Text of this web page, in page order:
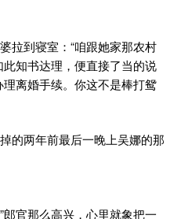
拉到寝室：“咱跟她家那农村
知书达理，便直接了当的说
离婚手续。你这不是棒打鸳
的两年前最后一晚上吴娜的那
郎官那么高兴，心里就象把一